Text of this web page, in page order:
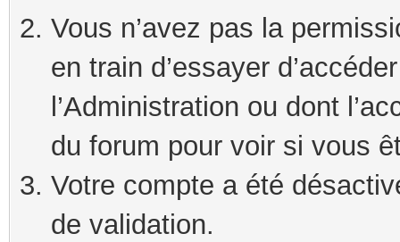
Vous n’avez pas la
en train d’essayer
l’Administration ou dont
du forum pour voir si vous
Votre compte a été
de validation.